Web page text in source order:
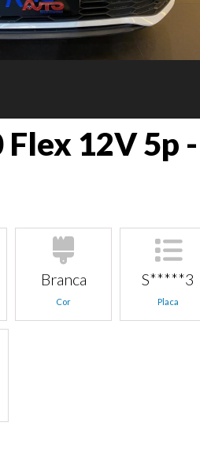
12V 5p -
Branca
Cor
S*****3
Placa